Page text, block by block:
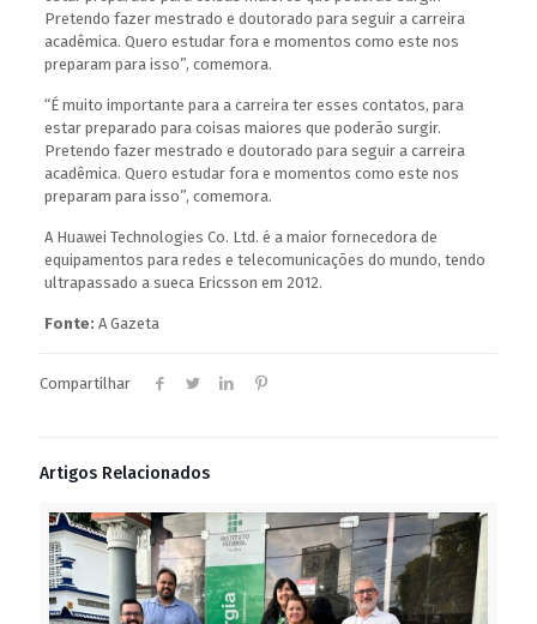
Pretendo fazer mestrado e doutorado para seguir a carreira
acadêmica. Quero estudar fora e momentos como este nos
preparam para isso”, comemora.
“É muito importante para a carreira ter esses contatos, para
estar preparado para coisas maiores que poderão surgir.
Pretendo fazer mestrado e doutorado para seguir a carreira
acadêmica. Quero estudar fora e momentos como este nos
preparam para isso”, comemora.
A Huawei Technologies Co. Ltd. é a maior fornecedora de
equipamentos para redes e telecomunicações do mundo, tendo
ultrapassado a sueca Ericsson em 2012.
Fonte: A Gazeta
Compartilhar
Artigos Relacionados